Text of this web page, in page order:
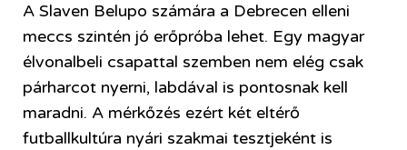
A Slaven Belupo számára a Debrecen elleni
meccs szintén jó erőpróba lehet. Egy magyar
élvonalbeli csapattal szemben nem elég csak
párharcot nyerni, labdával is pontosnak kell
maradni. A mérkőzés ezért két eltérő
futballkultúra nyári szakmai tesztjeként is